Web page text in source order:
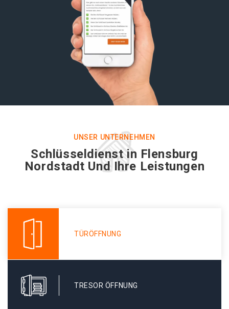
UNSER UNTERNEHMEN
Schlüsseldienst in Flensburg
Nordstadt Und Ihre Leistungen
TÜRÖFFNUNG
TRESOR ÖFFNUNG